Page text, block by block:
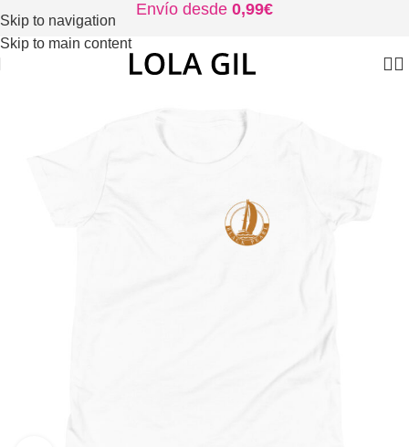
Skip to navigation
Skip to main content
Envío desde 0,99€